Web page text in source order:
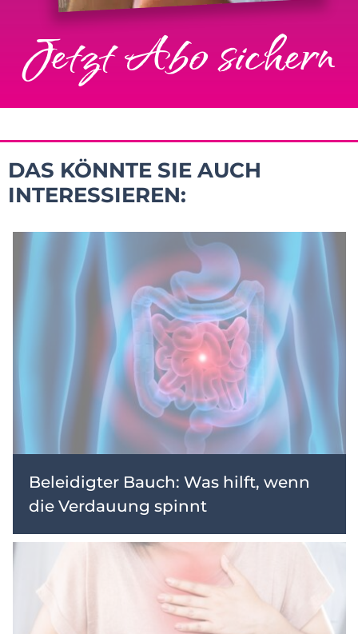
Jetzt Abo sichern
DAS KÖNNTE SIE AUCH
INTERESSIEREN:
Beleidigter Bauch: Was hilft, wenn
die Verdauung spinnt